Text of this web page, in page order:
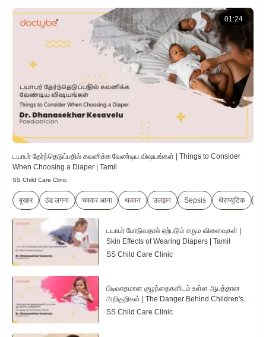
01:24
டயாபர் தேர்ந்தெடுப்பதில் கவனிக்க வேண்டிய விஷயங்கள் | Things to Consider
When Choosing a Diaper | Tamil
SS Child Care Clinic
बुखार ठंड लगना चक्कर आना थकान उलझन Sepsis थेराप्यूटिक
டயாபர் போடுவதால் ஏற்படும் சரும விளைவுகள் |
Skin Effects of Wearing Diapers | Tamil
SS Child Care Clinic
பிடிவாதமான குழந்தைகளிடம் உள்ள ஆபத்தான
அறிகுறிகள் | The Danger Behind Children's
Tantrum | Tamil
SS Child Care Clinic